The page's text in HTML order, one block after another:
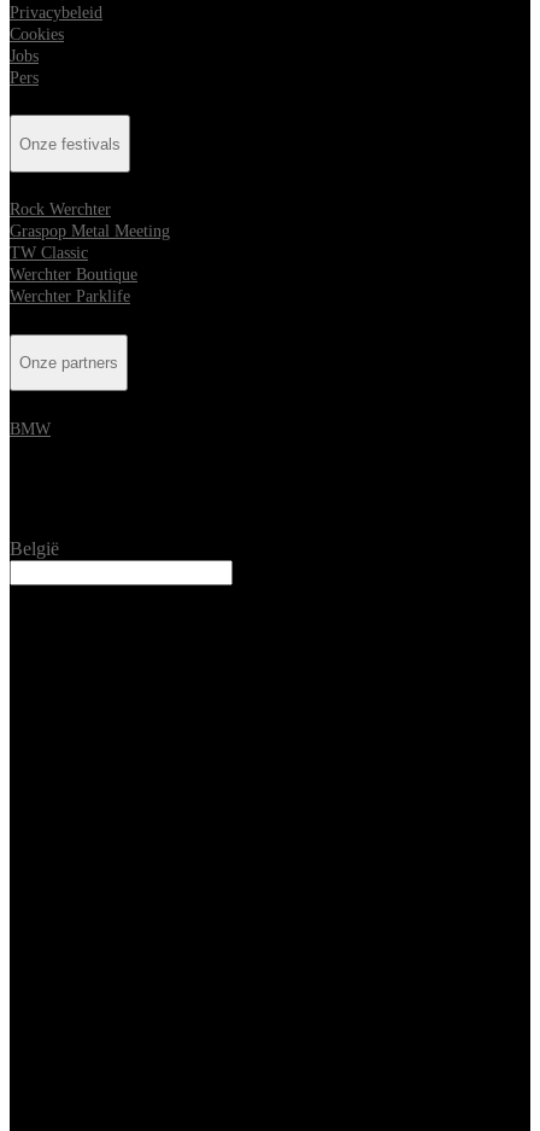
Privacybeleid
Cookies
Jobs
Pers
Onze festivals
Rock Werchter
Graspop Metal Meeting
TW Classic
Werchter Boutique
Werchter Parklife
Onze partners
BMW
België